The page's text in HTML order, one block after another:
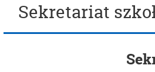
Sekretariat